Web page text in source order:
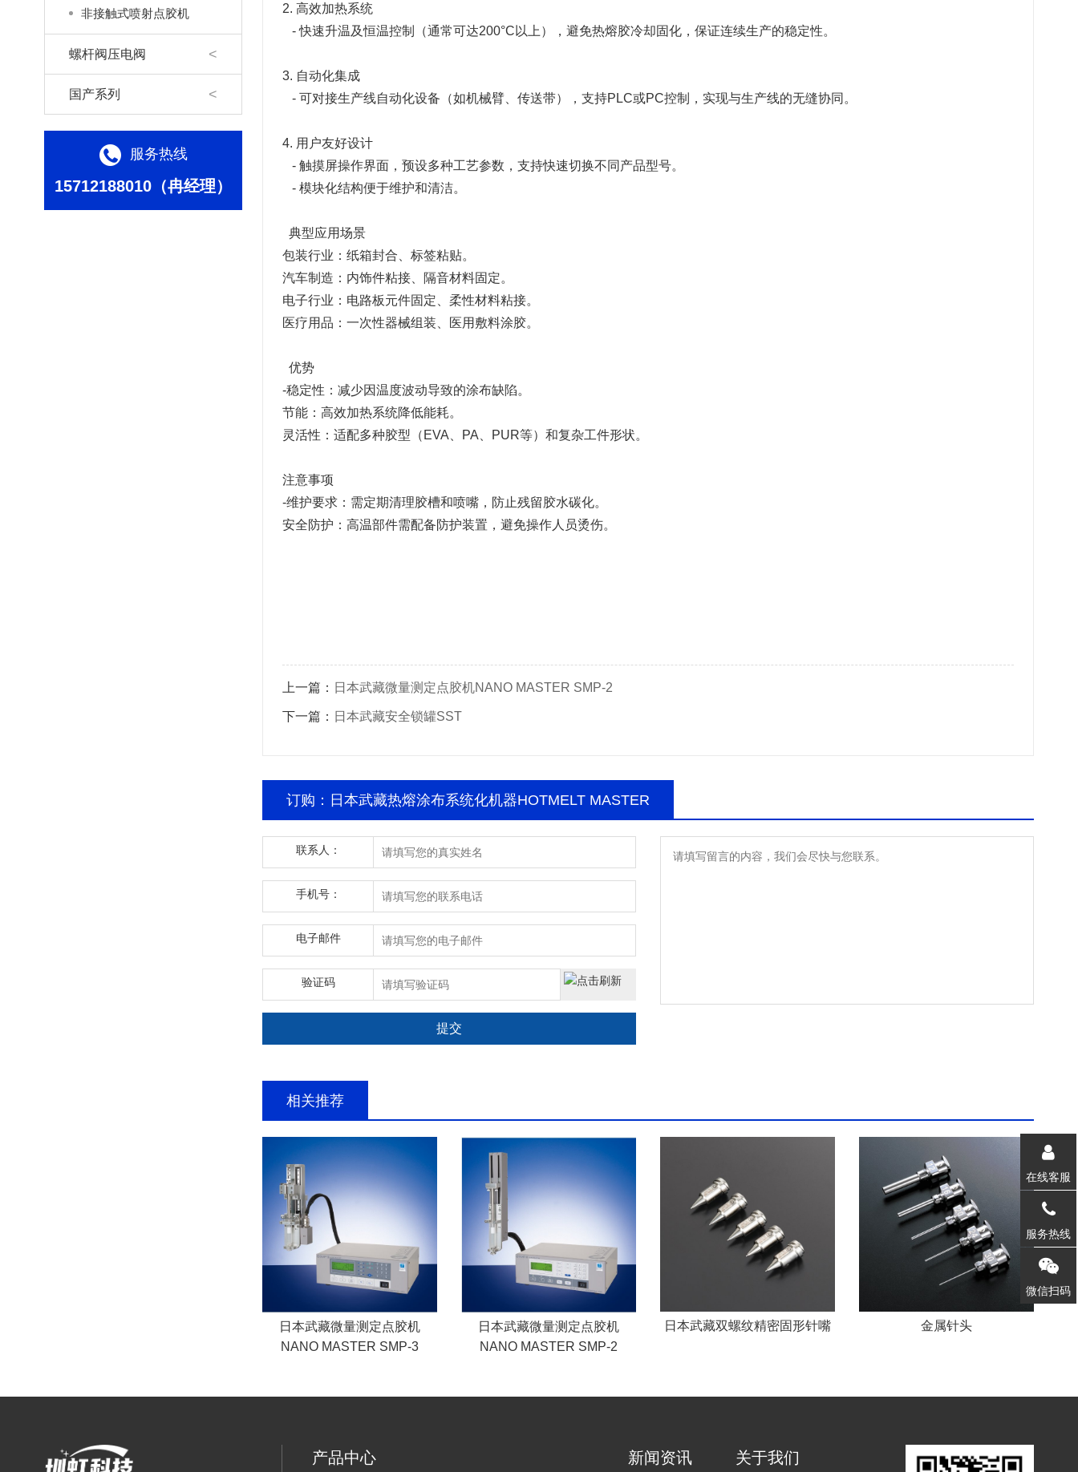
非接触式喷射点胶机
螺杆阀压电阀
国产系列
服务热线
15712188010（冉经理）
2. 高效加热系统
- 快速升温及恒温控制（通常可达200°C以上），避免热熔胶冷却固化，保证连续生产的稳定性。
3. 自动化集成
- 可对接生产线自动化设备（如机械臂、传送带），支持PLC或PC控制，实现与生产线的无缝协同。
4. 用户友好设计
- 触摸屏操作界面，预设多种工艺参数，支持快速切换不同产品型号。
- 模块化结构便于维护和清洁。
典型应用场景
包装行业：纸箱封合、标签粘贴。
汽车制造：内饰件粘接、隔音材料固定。
电子行业：电路板元件固定、柔性材料粘接。
医疗用品：一次性器械组装、医用敷料涂胶。
优势
-稳定性：减少因温度波动导致的涂布缺陷。
节能：高效加热系统降低能耗。
灵活性：适配多种胶型（EVA、PA、PUR等）和复杂工件形状。
注意事项
-维护要求：需定期清理胶槽和喷嘴，防止残留胶水碳化。
安全防护：高温部件需配备防护装置，避免操作人员烫伤。
上一篇： 日本武藏微量测定点胶机NANO MASTER SMP-2
下一篇： 日本武藏安全锁罐SST
订购：日本武藏热熔涂布系统化机器HOTMELT MASTER
联系人：
手机号：
电子邮件
验证码
相关推荐
日本武藏微量测定点胶机
NANO MASTER SMP-3
日本武藏微量测定点胶机
NANO MASTER SMP-2
日本武藏双螺纹精密固形针嘴 金属针头
产品中心 新闻资讯 关于我们
在线客服
服务热线
微信扫码